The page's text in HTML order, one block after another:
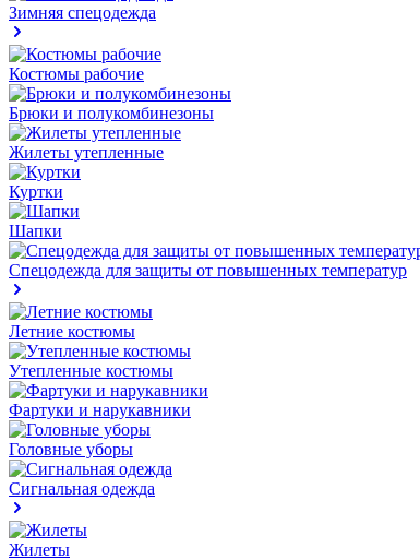
Зимняя спецодежда
Костюмы рабочие
Брюки и полукомбинезоны
Жилеты утепленные
Куртки
Шапки
Спецодежда для защиты от повышенных температур
Летние костюмы
Утепленные костюмы
Фартуки и нарукавники
Головные уборы
Сигнальная одежда
Жилеты